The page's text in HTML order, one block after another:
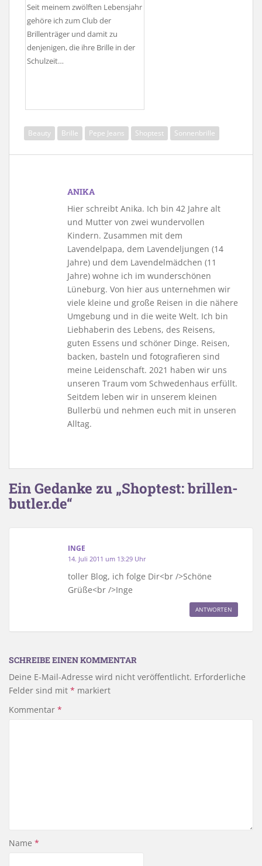
Seit meinem zwölften Lebensjahr
gehöre ich zum Club der
Brillenträger und damit zu
denjenigen, die ihre Brille in der
Schulzeit…
Beauty Brille Pepe Jeans Shoptest Sonnenbrille
ANIKA
Hier schreibt Anika. Ich bin 42 Jahre alt
und Mutter von zwei wundervollen
Kindern. Zusammen mit dem
Lavendelpapa, dem Lavendeljungen (14
Jahre) und dem Lavendelmädchen (11
Jahre) wohne ich im wunderschönen
Lüneburg. Von hier aus unternehmen wir
viele kleine und große Reisen in die nähere
Umgebung und in die weite Welt. Ich bin
Liebhaberin des Lebens, des Reisens,
guten Essens und schöner Dinge. Reisen,
backen, basteln und fotografieren sind
meine Leidenschaft. 2021 haben wir uns
unseren Traum vom Schwedenhaus erfüllt.
Seitdem leben wir in unserem kleinen
Bullerbü und nehmen euch mit in unseren
Alltag.
Ein Gedanke zu „Shoptest: brillen-
butler.de“
INGE
14. Juli 2011 um 13:29 Uhr
toller Blog, ich folge Dir<br />Schöne
Grüße<br />Inge
ANTWORTEN
SCHREIBE EINEN KOMMENTAR
Deine E-Mail-Adresse wird nicht veröffentlicht. Erforderliche
Felder sind mit * markiert
Kommentar *
Name *